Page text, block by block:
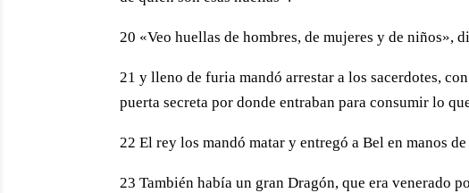
20 «Veo huellas de hombres, de mujeres y de niños»,
21 y lleno de furia mandó arrestar a los sacerdotes,
puerta secreta por donde entraban para consumir lo
22 El rey los mandó matar y entregó a Bel en manos
23 También había un gran Dragón, que era venerado